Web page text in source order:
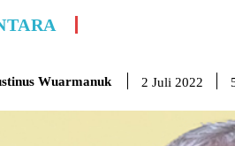
Wuarmanuk 2 Juli 2022